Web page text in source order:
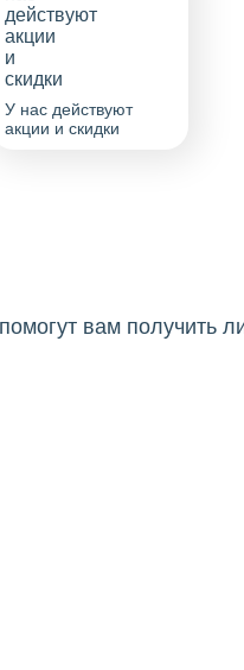
У нас действуют
акции и скидки
вам получить